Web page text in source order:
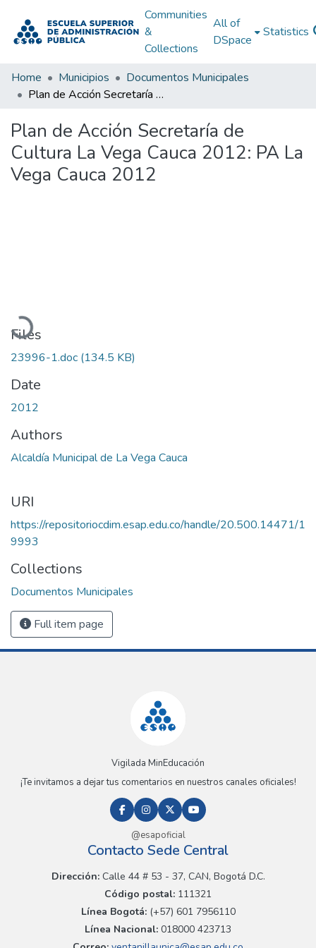
Communities
&
Collections
All of
DSpace
Statistics
Home Municipios
Documentos Municipales
Plan de Acción Secretaría de Cultura La Vega Cauca 2012: PA La Vega Cauca 2012
Plan de Acción Secretaría de
Cultura La Vega Cauca 2012: PA La
Vega Cauca 2012
Loading...
Files
23996-1.doc (134.5 KB)
Date
2012
Authors
Alcaldía Municipal de La Vega Cauca
URI
https://repositoriocdim.esap.edu.co/handle/20.500.14471/1
9993
Collections
Documentos Municipales
Full item page
Vigilada MinEducación
¡Te invitamos a dejar tus comentarios en nuestros canales oficiales!
@esapoficial
Contacto Sede Central
Dirección:Calle 44 # 53 - 37, CAN, Bogotá D.C.
Código postal: 111321
Línea Bogotá:(+57) 601 7956110
Línea Nacional: 018000 423713